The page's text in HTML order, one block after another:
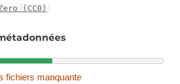
(CC0)
fichiers manquante